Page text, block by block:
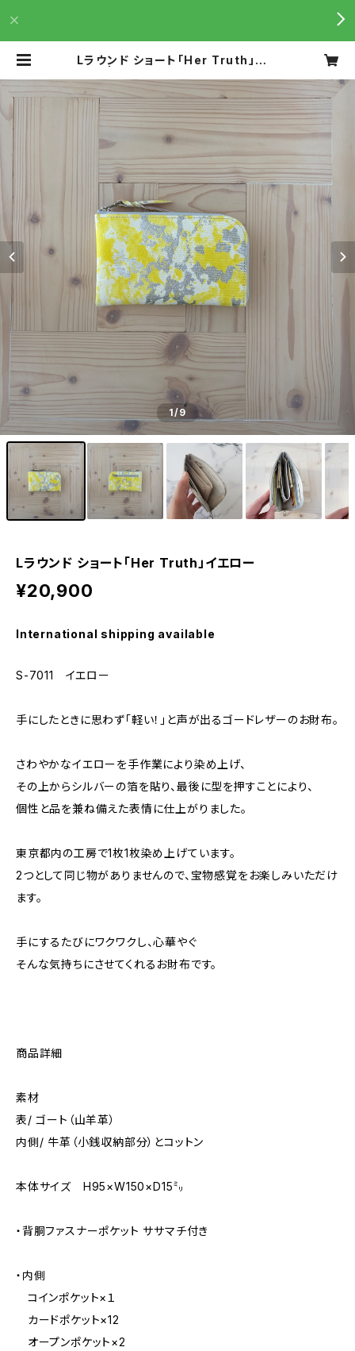
Lラウンド ショート「Her Truth」イエ
加工を重ねた美しい革を、気分の上が
る製品に仕立てています。
1/9
Lラウンド ショート「Her Truth」イエロー
¥20,900
International shipping available
S-7011 イエロー
手にしたときに思わず「軽い！」と声が出るゴードレザーのお財布。
さわやかなイエローを手作業により染め上げ、
その上からシルバーの箔を貼り、最後に型を押すことにより、
個性と品を兼ね備えた表情に仕上がりました。
東京都内の工房で1枚1枚染め上げています。
2つとして同じ物がありませんので、宝物感覚をお楽しみいただけ
ます。
手にするたびにワクワクし、心華やぐ
そんな気持ちにさせてくれるお財布です。
商品詳細
素材
表/ ゴート（山羊革）
内側/ 牛革（小銭収納部分）とコットン
本体サイズ H95×W150×D15㍉
・背胴ファスナーポケット ササマチ付き
・内側
コインポケット×１
カードポケット×12
オープンポケット×2